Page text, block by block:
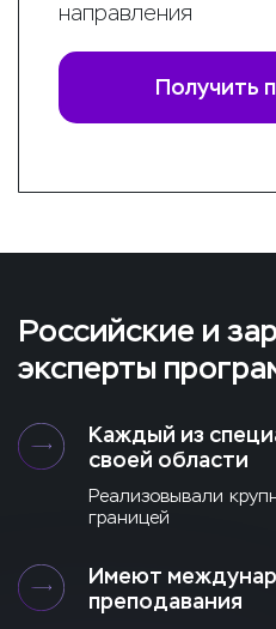
направления
Получить
Российские и
эксперты
Каждый из
своей области
Реализовывали
границей
Имеют
преподавания